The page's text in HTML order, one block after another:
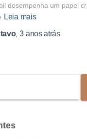
desempenha um papel
Leia mais
,3 anosatrás